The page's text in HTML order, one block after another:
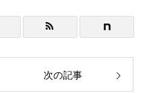
次の記事